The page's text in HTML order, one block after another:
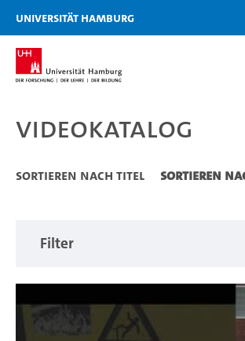
Zu den Filtern
Zur Metanavigation
Zur Hauptnavigation
Zur Suche
Zum Inhalt
Zum Seitenfuss
Universität Hamburg
Videokatalog
Videokatalog
Sortieren nach Titel Sortieren
Filter